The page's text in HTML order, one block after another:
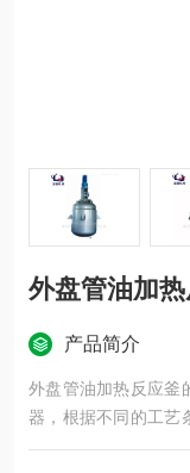
外盘管油加
产品简介
外盘管油加热反应釜
器，根据不同的工艺
设计条件、过程、检